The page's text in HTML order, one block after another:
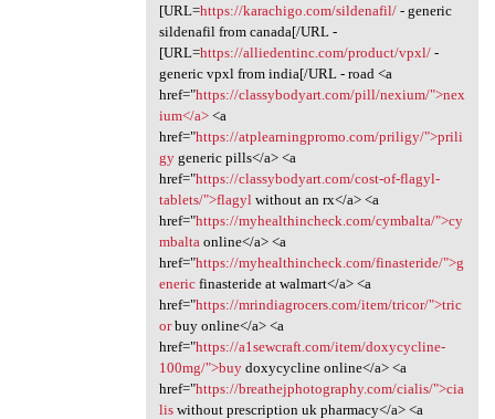
[URL=https://karachigo.com/sildenafil/- generic
sildenafil from canada[/URL -
[URL=https://alliedentinc.com/product/vpxl/-
generic vpxl from india[/URL - road <a
href="https://classybodyart.com/pill/nexium/">nex
ium</a><a
href="https://atplearningpromo.com/priligy/">prili
gygeneric pills</a> <a
href="https://classybodyart.com/cost-of-flagyl-
tablets/">flagyl without an rx</a> <a
href="https://myhealthincheck.com/cymbalta/">cy
mbalta online</a> <a
href="https://myhealthincheck.com/finasteride/">g
enericfinasteride at walmart</a> <a
href="https://mrindiagrocers.com/item/tricor/">tric
orbuy online</a> <a
href="https://a1sewcraft.com/item/doxycycline-
100mg/">buydoxycycline online</a> <a
href="https://breathejphotography.com/cialis/">cia
liswithout prescription uk pharmacy</a> <a